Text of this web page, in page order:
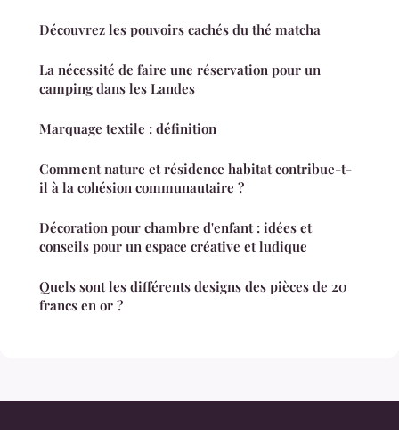
Découvrez les pouvoirs cachés du thé matcha
La nécessité de faire une réservation pour un
camping dans les Landes
Marquage textile : définition
Comment nature et résidence habitat contribue-t-
il à la cohésion communautaire ?
Décoration pour chambre d'enfant : idées et
conseils pour un espace créative et ludique
Quels sont les différents designs des pièces de 20
francs en or ?